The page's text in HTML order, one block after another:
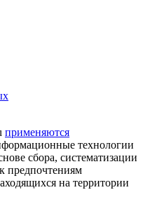
применяются
технологии
сбора, систематизации
предпочтениям
на территории